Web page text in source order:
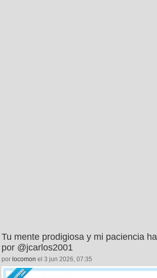
Tu mente prodigiosa y mi paciencia
por @jcarlos2001
por locomon el 3 jun 2026, 07:35